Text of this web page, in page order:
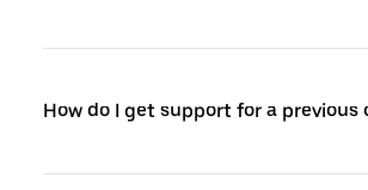
How do I get support for a previous